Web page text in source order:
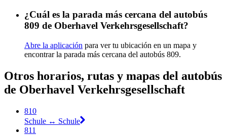
¿Cuál es la parada más cercana del autobús
809 de Oberhavel Verkehrsgesellschaft?
Abre la aplicación para ver tu ubicación en un mapa y
encontrar la parada más cercana del autobús 809.
Otros horarios, rutas y mapas del autobús
de Oberhavel Verkehrsgesellschaft
810
Schule ↔︎ Schule
811